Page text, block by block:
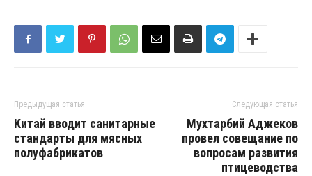
Предыдущая статья
Китай вводит санитарные
стандарты для мясных
полуфабрикатов
Следующая статья
Мухтарбий Аджеков
провел совещание по
вопросам развития
птицеводства